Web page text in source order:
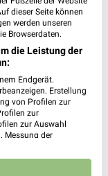
10 km
dieser Seite können
werden unseren
Browserdaten.
die Leistung der
Endgerät.
Erstellung
von Profilen zur
zur
zur Auswahl
Messung der
Entwicklung und
Daten zur Auswahl